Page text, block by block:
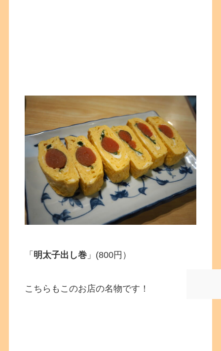
「 明太子出し巻 」(800円）
こちらもこのお店の名物です！